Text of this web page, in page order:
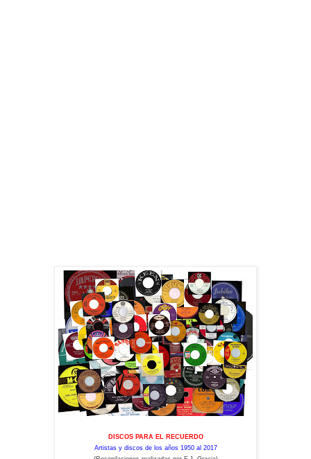
DISCOS PARA EL RECUERDO
Artistas y discos de los años 1950 al 2017